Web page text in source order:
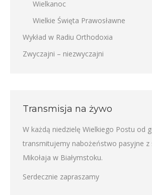
Wielkanoc
Wielkie Święta Prawosławne
Wykład w Radiu Orthodoxia
Zwyczajni – niezwyczajni
Transmisja na żywo
W każdą niedzielę Wielkiego Postu od
transmitujemy nabożeństwo pasyjne z
Mikołaja w Białymstoku.
Serdecznie zapraszamy